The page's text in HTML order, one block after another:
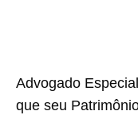
Advogado
que seu